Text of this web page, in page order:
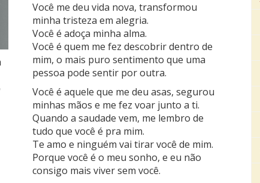
Você me deu vida nova, transformou
minha tristeza em alegria.
Você é adoça minha alma.
Você é quem me fez descobrir dentro de
mim, o mais puro sentimento que uma
pessoa pode sentir por outra.
Você é aquele que me deu asas, segurou
minhas mãos e me fez voar junto a ti.
Quando a saudade vem, me lembro de
tudo que você é pra mim.
Te amo e ninguém vai tirar você de mim.
Porque você é o meu sonho, e eu não
consigo mais viver sem você.